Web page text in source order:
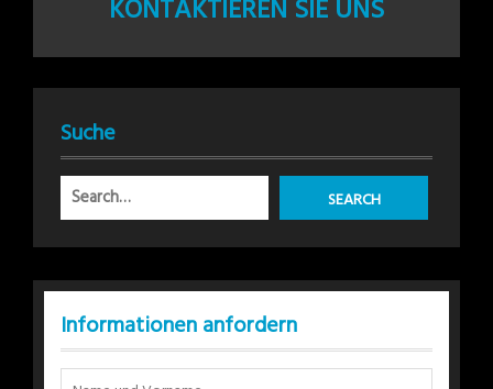
KONTAKTIEREN SIE UNS
Suche
Informationen anfordern